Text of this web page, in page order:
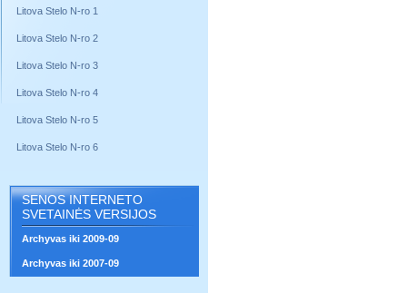
Litova Stelo N-ro 1
Litova Stelo N-ro 2
Litova Stelo N-ro 3
Litova Stelo N-ro 4
Litova Stelo N-ro 5
Litova Stelo N-ro 6
SENOS INTERNETO
SVETAINĖS VERSIJOS
Archyvas iki 2009-09
Archyvas iki 2007-09